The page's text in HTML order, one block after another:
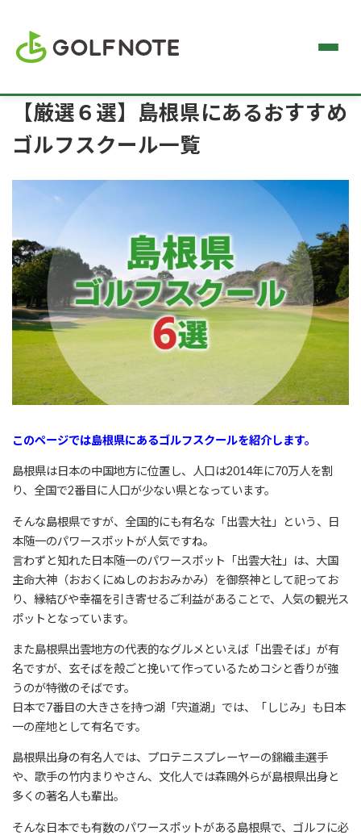
【厳選６選】島根県にあるおすすめ
ゴルフスクール一覧
このページでは島根県にあるゴルフスクールを紹介します。
島根県は日本の中国地方に位置し、人口は2014年に70万人を割
り、全国で2番目に人口が少ない県となっています。
そんな島根県ですが、全国的にも有名な「出雲大社」という、日
本随一のパワースポットが人気ですね。
言わずと知れた日本随一のパワースポット「出雲大社」は、大国
主命大神（おおくにぬしのおおみかみ）を御祭神として祀ってお
り、縁結びや幸福を引き寄せるご利益があることで、人気の観光ス
ポットとなっています。
また島根県出雲地方の代表的なグルメといえば「出雲そば」が有
名ですが、玄そばを殻ごと挽いて作っているためコシと香りが強
うのが特徴のそばです。
日本で7番目の大きさを持つ湖「宍道湖」では、「しじみ」も日本
一の産地として有名です。
島根県出身の有名人では、プロテニスプレーヤーの錦織圭選手
や、歌手の竹内まりやさん、文化人では森鴎外らが島根県出身と
多くの著名人も輩出。
そんな日本でも有数のパワースポットがある島根県で、ゴルフに必